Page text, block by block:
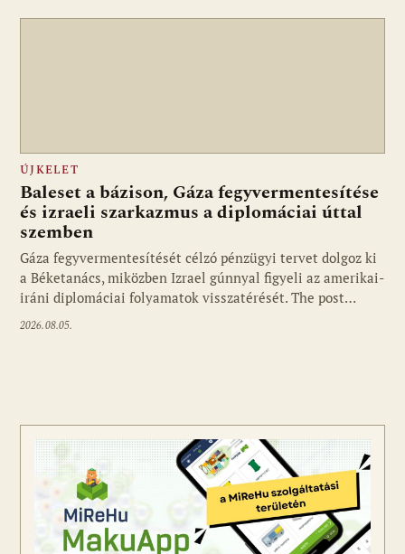
ÚJKELET
Baleset a bázison, Gáza fegyvermentesítése
és izraeli szarkazmus a diplomáciai úttal
szemben
Gáza fegyvermentesítését célzó pénzügyi tervet dolgoz ki
a Béketanács, miközben Izrael gúnnyal figyeli az amerikai-
iráni diplomáciai folyamatok visszatérését. The post…
2026.08.05.